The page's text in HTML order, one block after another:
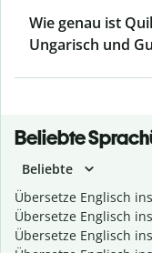
Wie genau ist
Ungarisch und
Beliebte
Beliebte
Übersetze Englisch
Übersetze Englisch
Übersetze Englisch